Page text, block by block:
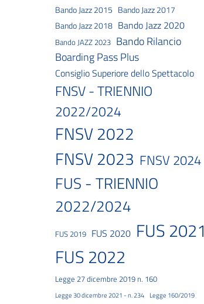
Bando Jazz 2015 Bando Jazz 2017
Bando Jazz 2018 Bando Jazz 2020
Bando JAZZ 2023 Bando Rilancio
Boarding Pass Plus
Consiglio Superiore dello Spettacolo
FNSV - TRIENNIO
2022/2024
FNSV 2022
FNSV 2023 FNSV 2024
FUS - TRIENNIO
2022/2024
FUS 2019 FUS 2020 FUS 2021
FUS 2022
Legge 27 dicembre 2019 n. 160
Legge 30 dicembre 2021 - n. 234 Legge 160/2019